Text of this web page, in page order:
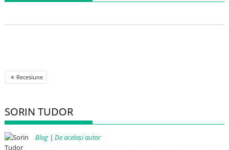
Post
navigation
Recesiune
SORIN TUDOR
Blog |De același autor